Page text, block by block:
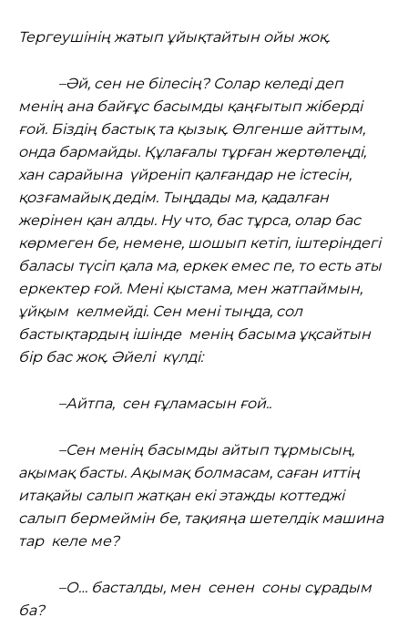
Тергеушінің жатып ұйықтайтын ойы жоқ.
–Әй, сен не білесің? Солар келеді деп
менің ана байғұс басымды қаңғытып жіберді
ғой. Біздің бастық та қызық. Өлгенше айттым,
онда бармайды. Құлағалы тұрған жертөлеңді,
хан сарайына үйреніп қалғандар не істесін,
қозғамайық дедім. Тыңдады ма, қадалған
жерінен қан алды. Ну что, бас тұрса, олар бас
көрмеген бе, немене, шошып кетіп, іштеріндегі
баласы түсіп қала ма, еркек емес пе, то есть аты
еркектер ғой. Мені қыстама, мен жатпаймын,
ұйқым келмейді. Сен мені тыңда, сол
бастықтардың ішінде менің басыма ұқсайтын
бір бас жоқ. Әйелі күлді:
–Айтпа, сен ғұламасын ғой..
–Сен менің басымды айтып тұрмысың,
ақымақ басты. Ақымақ болмасам, саған иттің
итақайы салып жатқан екі этажды коттеджі
салып бермеймін бе, тақияңа шетелдік машина
тар келе ме?
–О… басталды, мен сенен соны сұрадым
ба?